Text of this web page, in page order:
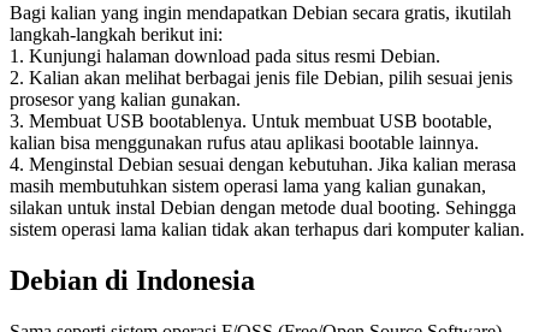
Bagi kalian yang ingin mendapatkan Debian secara gratis, ikutilah
langkah-langkah berikut ini:
1. Kunjungi halaman download pada situs resmi Debian.
2. Kalian akan melihat berbagai jenis file Debian, pilih sesuai jenis
prosesor yang kalian gunakan.
3. Membuat USB bootablenya. Untuk membuat USB bootable,
kalian bisa menggunakan rufus atau aplikasi bootable lainnya.
4. Menginstal Debian sesuai dengan kebutuhan. Jika kalian merasa
masih membutuhkan sistem operasi lama yang kalian gunakan,
silakan untuk instal Debian dengan metode dual booting. Sehingga
sistem operasi lama kalian tidak akan terhapus dari komputer kalian.
Debian di Indonesia